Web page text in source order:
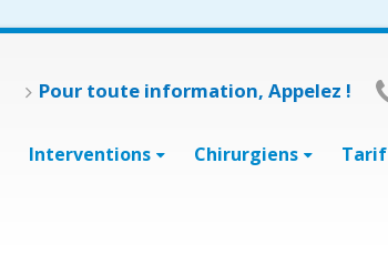
Pour toute information, Appelez !
Interventions Chirurgiens Tarif